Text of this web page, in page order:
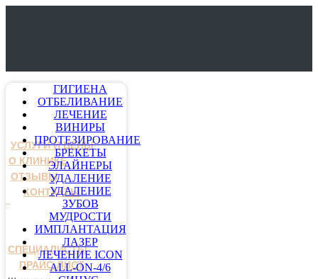
УСЛУГИ И ЦЕНЫ
О КЛИНИКЕ
ОТЗЫВЫ
КОНТАКТЫ
СПЕЦИАЛИСТЫ
ПРАЙС-ЛИСТ
ГИГИЕНА
ОТБЕЛИВАНИЕ
ЛЕЧЕНИЕ
ВИНИРЫ
ПРОТЕЗИРОВАНИЕ
БРЕКЕТЫ
ЭЛАЙНЕРЫ
УДАЛЕНИЕ
УДАЛЕНИЕ
ЗУБОВ
МУДРОСТИ
ИМПЛАНТАЦИЯ
ЛАЗЕР
ЛЕЧЕНИЕ ICON
ALL-ON-4/6